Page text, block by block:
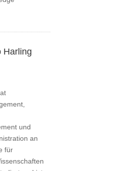
Harling
und
an
für